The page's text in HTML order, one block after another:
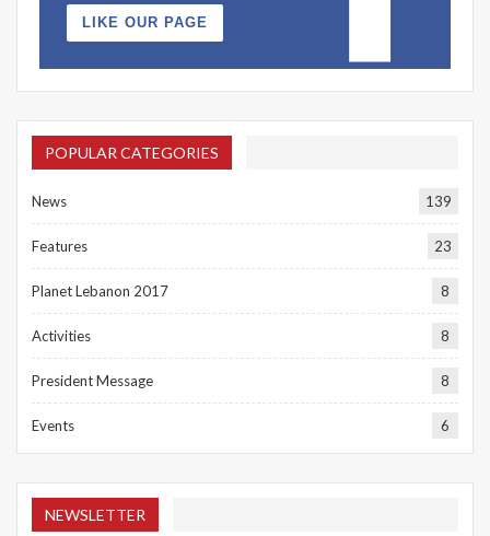
LIKE OUR PAGE
POPULAR CATEGORIES
News 139
Features 23
Planet Lebanon 2017 8
Activities 8
President Message 8
Events 6
NEWSLETTER